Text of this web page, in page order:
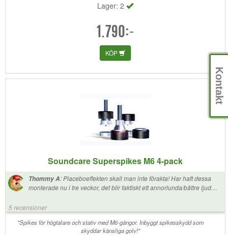
Lager: 2
1.790:-
KÖP
Soundcare Superspikes M6 4-pack
Thommy A:Placeboeffekten skall man inte förakta! Har haft dessa
monterade nu i tre veckor, det blir faktiskt ett annorlunda/bättre ljud
bas blir mer som det skall låta (kanske). Hur som helst, väl värt att
investera i, jag kommer inte att byta tillbaka till mina orginalfötter på
högtalarna.
5 recensioner
"Spikes för högtalare och stativ med M6-gängor. Inbyggt spikesskydd som
skyddar känsliga golv!"
Kontakt